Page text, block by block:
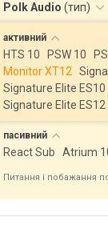
Polk Audio (тип)
активний
HTS 10 PSW 10
Monitor XT12
Signature Elite ES10
Signature Elite ES12
пасивний
React Sub Atrium
Питання і побажання